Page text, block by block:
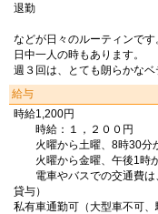
退勤
などが日々のルーティンです
日中一人の時もあります。
週３回は、とても朗らかなベ
給与
時給1,200円
時給：１，２００円
火曜から土曜、8時30分
火曜から金曜、午後1時か
電車やバスでの交通費は
貸与）
私有車通勤可（大型車不可